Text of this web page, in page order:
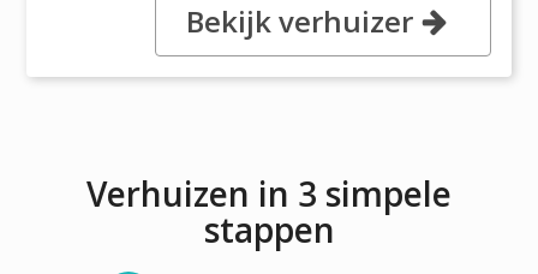
, 29 Harding Street, 2143
Somerville, MA
Bekijk verhuizer
Verhuizen in 3 simpele
stappen